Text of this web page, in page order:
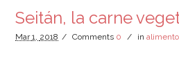
Seitán, la carne
Mar1, 2018 / Comments 0 / in